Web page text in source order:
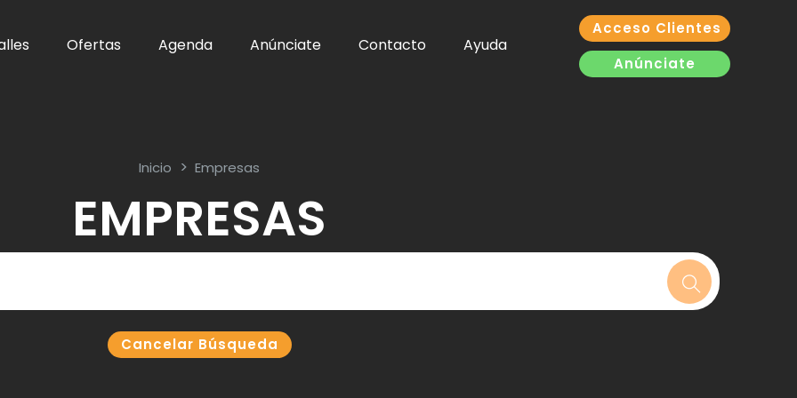
Ofertas Agenda Anúnciate Contacto Ayuda
Acceso Clientes
Anúnciate
Inicio Empresas
EMPRESAS
Cancelar Búsqueda